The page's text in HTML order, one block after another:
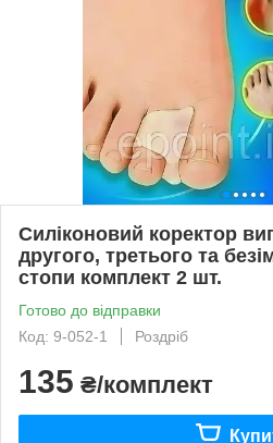
Силіконовий коректор
другого, третього та
стопи комплект 2 шт.
Готово до відправки
Код: 9-052-1
Роздріб
135 ₴/комплект